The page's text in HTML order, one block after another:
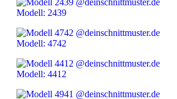
Modell: 2439
Modell: 4742
Modell: 4412